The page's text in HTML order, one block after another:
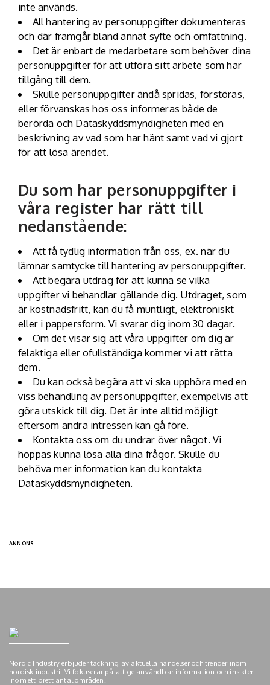
inte används.
All hantering av personuppgifter dokumenteras
och där framgår bland annat syfte och omfattning.
Det är enbart de medarbetare som behöver dina
personuppgifter för att utföra sitt arbete som har
tillgång till dem.
Skulle personuppgifter ändå spridas, förstöras,
eller förvanskas hos oss informeras både de
berörda och Dataskyddsmyndigheten med en
beskrivning av vad som har hänt samt vad vi gjort
för att lösa ärendet.
Du som har personuppgifter i
våra register har rätt till
nedanstående:
Att få tydlig information från oss, ex. när du
lämnar samtycke till hantering av personuppgifter.
Att begära utdrag för att kunna se vilka
uppgifter vi behandlar gällande dig. Utdraget, som
är kostnadsfritt, kan du få muntligt, elektroniskt
eller i pappersform. Vi svarar dig inom 30 dagar.
Om det visar sig att våra uppgifter om dig är
felaktiga eller ofullständiga kommer vi att rätta
dem.
Du kan också begära att vi ska upphöra med en
viss behandling av personuppgifter, exempelvis att
göra utskick till dig. Det är inte alltid möjligt
eftersom andra intressen kan gå före.
Kontakta oss om du undrar över något. Vi
hoppas kunna lösa alla dina frågor. Skulle du
behöva mer information kan du kontakta
Dataskyddsmyndigheten.
ANNONS
Nordic Industry erbjuder täckning av aktuella händelser och trender inom
nordisk industri. Vi fokuserar på att ge användbar information och insikter
inom ett brett antal områden.